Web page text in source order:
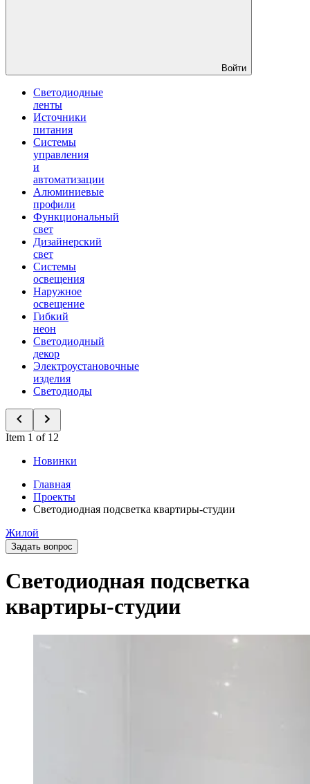
Войти
Светодиодные
ленты
Источники
питания
Системы
управления
и
автоматизации
Алюминиевые
профили
Функциональный
свет
Дизайнерский
свет
Системы
освещения
Наружное
освещение
Гибкий
неон
Светодиодный
декор
Электроустановочные
изделия
Светодиоды
Item 1 of 12
Новинки
Главная
Проекты
Светодиодная подсветка квартиры-студии
Жилой
Задать вопрос
Светодиодная подсветка
квартиры-студии